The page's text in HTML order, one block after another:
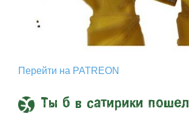
Перейти на PATREON
Ты б в сатирики пошел